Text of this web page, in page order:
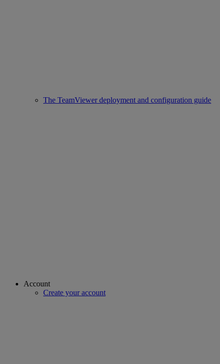
The TeamViewer deployment and configuration guide
Account
Create your account